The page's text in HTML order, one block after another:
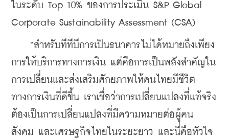
ในระดับ Top 10% ของการประเมิน S&P Global
Corporate Sustainability Assessment (CSA)
“สำหรับทีทีบีการเป็นธนาคารไม่ได้หมายถึงเพียง
การให้บริการทางการเงิน แต่คือการเป็นพลังสำคัญใน
การเปลี่ยนและส่งเสริมศักยภาพให้คนไทยมีชีวิต
ทางการเงินที่ดีขึ้น เราเชื่อว่าการเปลี่ยนแปลงที่แท้จริง
ต้องเป็นการเปลี่ยนแปลงที่มีความหมายต่อผู้คน
สังคม และเศรษฐกิจไทยในระยะยาว และนี่คือหัวใจ